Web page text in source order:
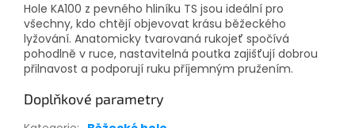
Hole KA100 z pevného hliníku TS jsou ideální pro
všechny, kdo chtějí objevovat krásu běžeckého
lyžování. Anatomicky tvarovaná rukojeť spočívá
pohodlně v ruce, nastavitelná poutka zajišťují dobrou
přilnavost a podporují ruku příjemným pružením.
Doplňkové parametry